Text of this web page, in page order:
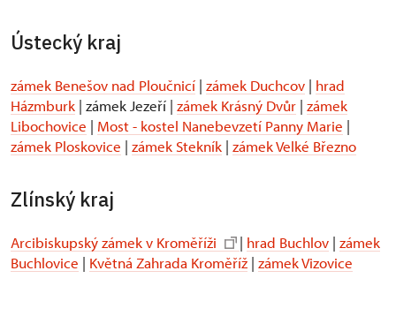
Ústecký kraj
zámek Benešov nad Ploučnicí | zámek Duchcov | hrad
Házmburk | zámek Jezeří | zámek Krásný Dvůr | zámek
Libochovice | Most - kostel Nanebevzetí Panny Marie |
zámek Ploskovice | zámek Stekník | zámek Velké Březno
Zlínský kraj
Arcibiskupský zámek v Kroměříži | hrad Buchlov | zámek
Buchlovice | Květná Zahrada Kroměříž | zámek Vizovice